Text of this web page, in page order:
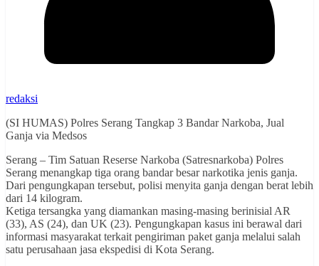
redaksi
(SI HUMAS) Polres Serang Tangkap 3 Bandar Narkoba, Jual
Ganja via Medsos
Serang – Tim Satuan Reserse Narkoba (Satresnarkoba) Polres
Serang menangkap tiga orang bandar besar narkotika jenis ganja.
Dari pengungkapan tersebut, polisi menyita ganja dengan berat lebih
dari 14 kilogram.
Ketiga tersangka yang diamankan masing-masing berinisial AR
(33), AS (24), dan UK (23). Pengungkapan kasus ini berawal dari
informasi masyarakat terkait pengiriman paket ganja melalui salah
satu perusahaan jasa ekspedisi di Kota Serang.